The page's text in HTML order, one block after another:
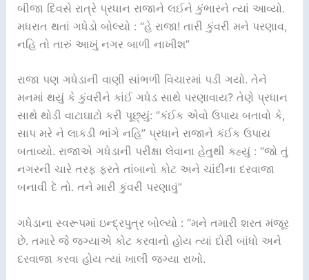
બીજા દિવસે રાત્રે પ્રધાન રાજાને લઈને કુંભારને ત્યાં આવ્યો.
મધરાત થતાં ગધેડો બોલ્યો : “હે રાજા! તારી કુંવરી મને પરણાવ,
નહિ તો તારું આખું નગર બાળી નાખીશ”
રાજા પણ ગધેડાની વાણી સાંભળી વિચારમાં પડી ગયો. તેને
મનમાં થયું કે કુંવરીને કાંઈ ગધેડ સાથે પરણાવાય? તેણે પ્રધાન
સાથે થોડી વાટાઘાટો કરી પૂછ્યું: “કંઈક એવો ઉપાય બતાવો કે,
સાપ મરે ને લાકડી ભાંગે નહિ” પ્રધાને રાજાને કંઈક ઉપાય
બતાવ્યો. રાજાએ ગધેડાની પરીક્ષા લેવાના હેતુથી કહ્યું : “જો તું
નગરની ચારે તરફ ફરતે તાંબાનો કોટ અને ચાંદીના દરવાજા
બનાવી દે તો. તને મારી કુંવરી પરણાવું”
ગધેડાના સ્વરૂપમાં ઇન્દ્રપુત્ર બોલ્યો : “મને તમારી શરત મંજૂર
છે. તમારે જે જગ્યાએ કોટ કરવાનો હોય ત્યાં દોરી બાંધો અને
દરવાજા કરવા હોય ત્યાં ખાલી જગ્યા રાખો.